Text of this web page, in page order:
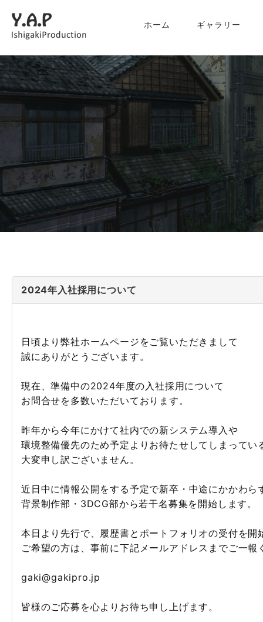
ホーム ギャラリー
2024年入社採用について
日頃より弊社ホームページをご覧いただきまして
誠にありがとうございます。
現在、準備中の2024年度の入社採用について
お問合せを多数いただいております。
昨年から今年にかけて社内での新システム導入や
環境整備優先のため予定よりお待たせしてしまってい
大変申し訳ございません。
近日中に情報公開をする予定で新卒・中途にかかわら
背景制作部・3DCG部から若干名募集を開始します。
本日より先行で、履歴書とポートフォリオの受付を開
ご希望の方は、事前に下記メールアドレスまでご一報
gaki@gakipro.jp
皆様のご応募を心よりお待ち申し上げます。